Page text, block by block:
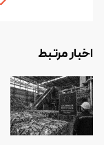
اخبار مرتبط